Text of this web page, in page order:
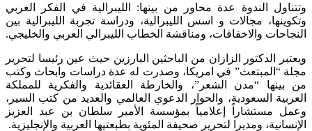
وتتناول الندوة عدة محاور من بينها: الليبرالية في الفكر الغربي
وتكوينها، مجالات و اسس الليبرالية، ودراسة تجربة الليبرالية بين
النجاحات والاخفاقات، ومناقشة الخطاب الليبرالي العربي والخليجي.
ويعتبر الدكتور الزازان من الباحثين البارزين حيث عين رئيسا لتحرير
مجلة “المبتعث” في امريكا، وصدرت له عدة دراسات وابحاث وكتب
من بينها “مدن الشعر”، والخارطة العقائدية والفكرية للمملكة
العربية السعودية، والحوار الدعوي العالمي والعديد من كتب السير،
وعمل مستشاراً إعلامياً بمؤسسة الأمير سلطان بن عبد العزيز
الإنسانية، ومديرا لتحرير صحيفة المئوية بطبعتيها العربية والإنجليزية.